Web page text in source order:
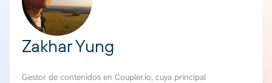
Zakhar Yung
Gestor de contenidos en Coupler.io, cuya principal